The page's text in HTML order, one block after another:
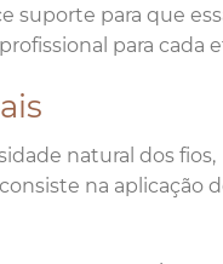
suporte para que
para cada
natural dos fios,
na aplicação